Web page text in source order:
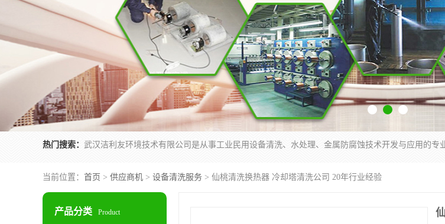
热门搜索：
当前位置： 首页 > 供应商机 > 设备清洗服务 > 仙桃清洗换热器 冷却塔清洗公司 20年行业经验
产品分类 Product